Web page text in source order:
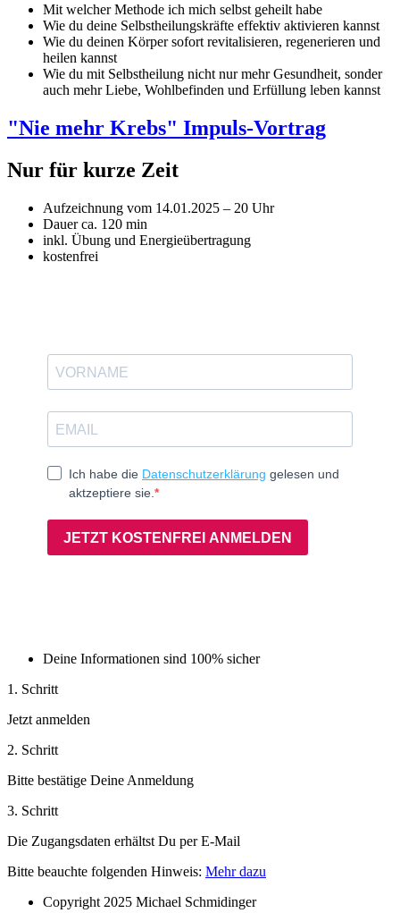
Mit welcher Methode ich mich selbst geheilt habe
Wie du deine Selbstheilungskräfte effektiv aktivieren kannst
Wie du deinen Körper sofort revitalisieren, regenerieren und
heilen kannst
Wie du mit Selbstheilung nicht nur mehr Gesundheit, sonder
auch mehr Liebe, Wohlbefinden und Erfüllung leben kannst
"Nie mehr Krebs" Impuls-Vortrag
Nur für kurze Zeit
Aufzeichnung vom 14.01.2025 – 20 Uhr
Dauer ca. 120 min
inkl. Übung und Energieübertragung
kostenfrei
Deine Informationen sind 100% sicher
1. Schritt
Jetzt anmelden
2. Schritt
Bitte bestätige Deine Anmeldung
3. Schritt
Die Zugangsdaten erhältst Du per E-Mail
Bitte beauchte folgenden Hinweis: Mehr dazu
Copyright 2025 Michael Schmidinger